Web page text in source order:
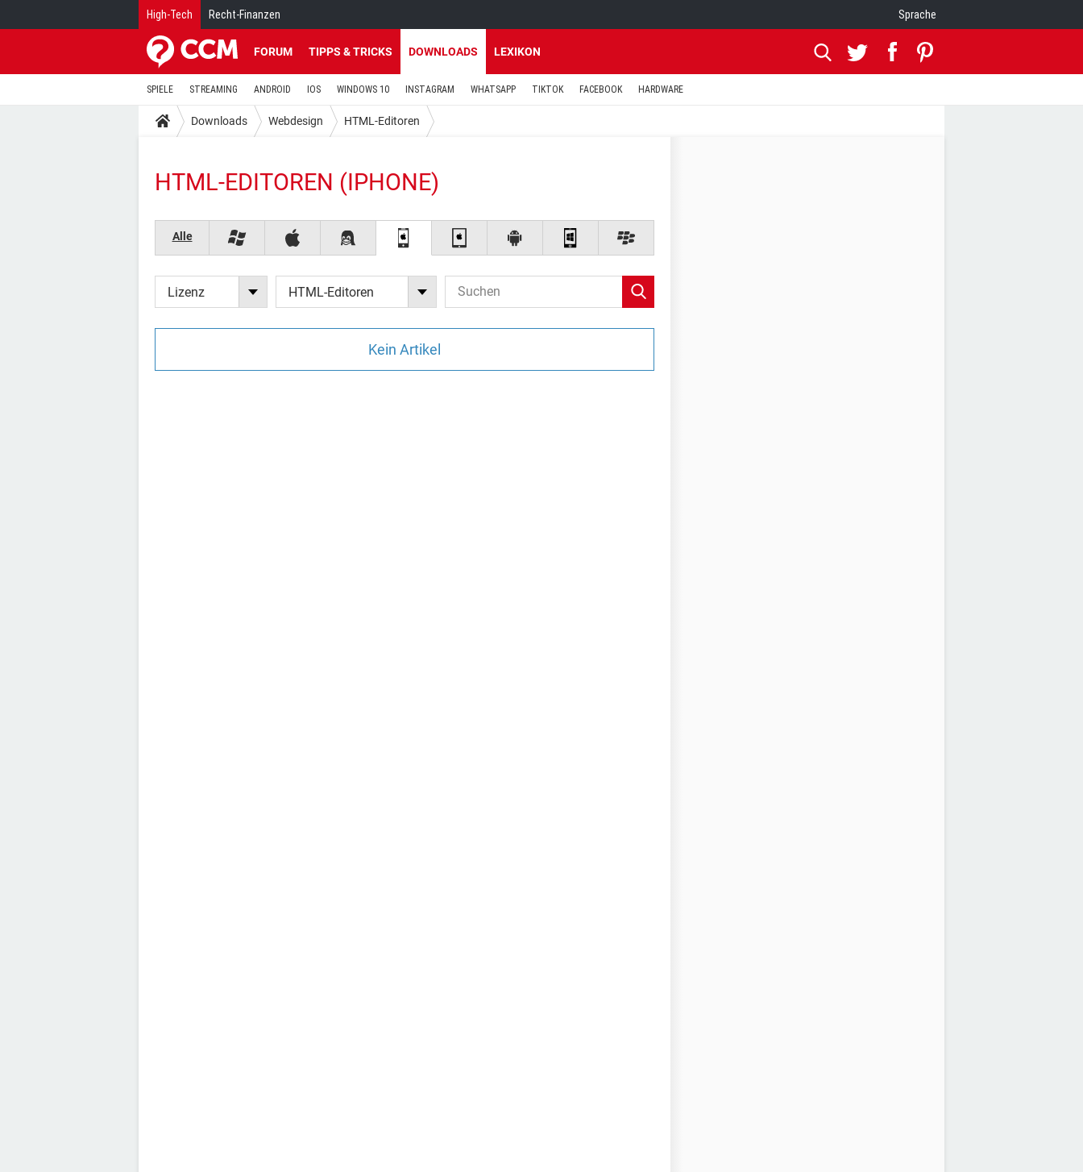
High-Tech Recht-Finanzen Sprache
FORUM TIPPS & TRICKS DOWNLOADS LEXIKON
SPIELE STREAMING ANDROID IOS WINDOWS 10 INSTAGRAM WHATSAPP TIKTOK FACEBOOK HARDWARE
Downloads Webdesign HTML-Editoren
HTML-EDITOREN (IPHONE)
Alle
Lizenz HTML-Editoren
Kein Artikel